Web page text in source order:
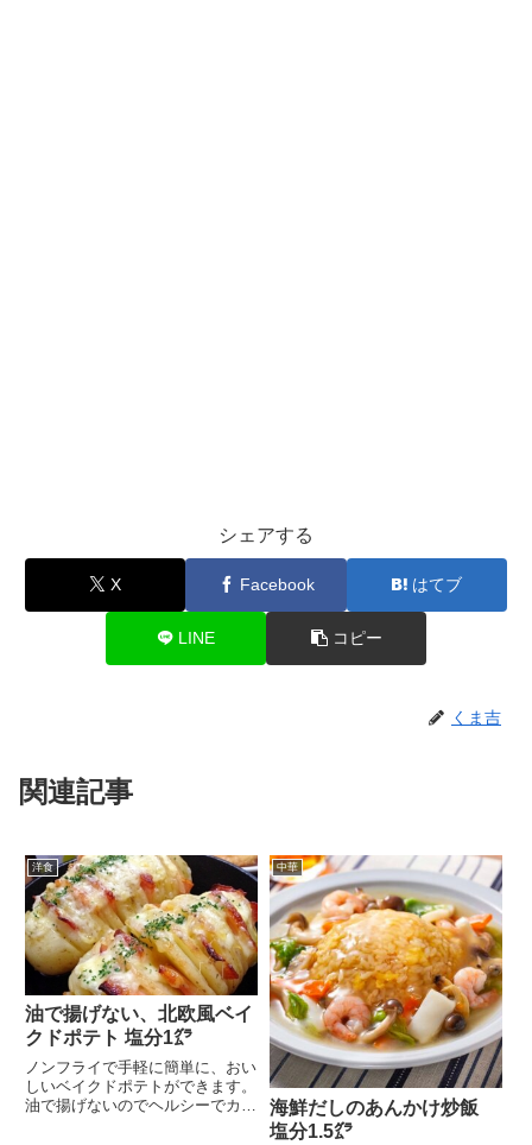
シェアする
X Facebook はてブ
LINE コピー
くま吉
関連記事
洋食
油で揚げない、北欧風ベイ
クドポテト 塩分1㌘
ノンフライで手軽に簡単に、おい
しいベイクドポテトができます。
油で揚げないのでヘルシーでカロ
中華
海鮮だしのあんかけ炒飯
塩分1.5㌘